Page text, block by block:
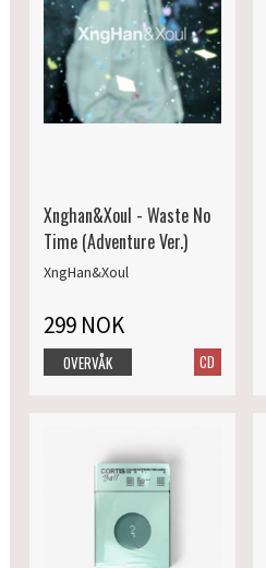
Xnghan&Xoul - Waste No
Time (Adventure Ver.)
XngHan&Xoul
299 NOK
CD
OVERVÅK